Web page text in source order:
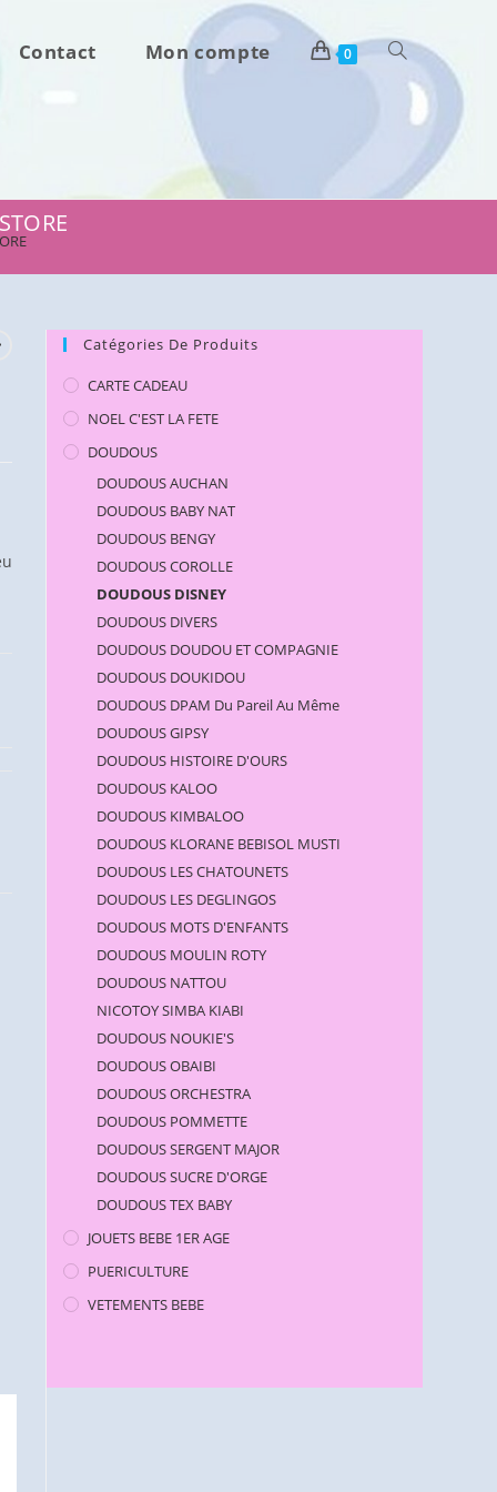
Contact Mon compte 0 Toggle
Catégories De Produits
CARTE CADEAU
NOEL C'EST LA FETE
DOUDOUS
DOUDOUS AUCHAN
DOUDOUS BABY NAT
DOUDOUS BENGY
DOUDOUS COROLLE
DOUDOUS DISNEY
DOUDOUS DIVERS
DOUDOUS DOUDOU ET COMPAGNIE
DOUDOUS DOUKIDOU
DOUDOUS DPAM Du Pareil Au Même
DOUDOUS GIPSY
DOUDOUS HISTOIRE D'OURS
DOUDOUS KALOO
DOUDOUS KIMBALOO
DOUDOUS KLORANE BEBISOL MUSTI
DOUDOUS LES CHATOUNETS
DOUDOUS LES DEGLINGOS
DOUDOUS MOTS D'ENFANTS
DOUDOUS MOULIN ROTY
DOUDOUS NATTOU
NICOTOY SIMBA KIABI
DOUDOUS NOUKIE'S
DOUDOUS OBAIBI
DOUDOUS ORCHESTRA
DOUDOUS POMMETTE
DOUDOUS SERGENT MAJOR
DOUDOUS SUCRE D'ORGE
DOUDOUS TEX BABY
JOUETS BEBE 1ER AGE
PUERICULTURE
VETEMENTS BEBE